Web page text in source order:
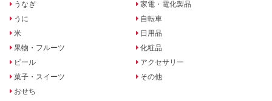
うなぎ
うに
米
果物・フルーツ
ビール
菓子・スイーツ
おせち
家電・電化製品
自転車
日用品
化粧品
アクセサリー
その他